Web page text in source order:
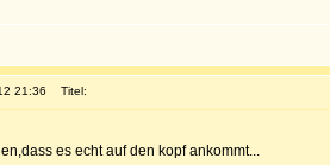
21:36 Titel:
es echt auf den kopf ankommt...